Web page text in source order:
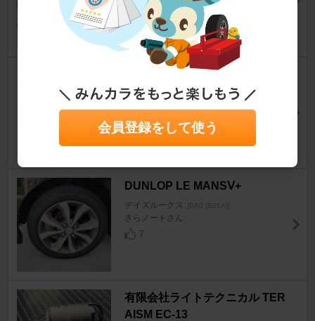
12
GOODYEAR EfficientGrip Co
mfort 165/55R15
デイズルークス [BA0 (B21A)]
138タワー観光さん
DUNLOP LE MANSⅤ+
デイズルークス [BA0 (B21A)]
きらノートさん
7
有限会社ライトテクニカル TER
AISM EC-13
会員登録をして使う